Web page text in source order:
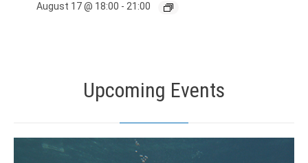
August 17 @ 18:00 -21:00
Upcoming Events